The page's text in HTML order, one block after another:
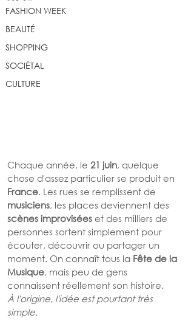
FASHION WEEK
BEAUTÉ
SHOPPING
SOCIÉTAL
CULTURE
Chaque année, le 21 juin, quelque
chose d'assez particulier se produit en
France. Les rues se remplissent de
musiciens, les places deviennent des
scènes improvisées et des milliers de
personnes sortent simplement pour
écouter, découvrir ou partager un
moment. On connaît tous la Fête de la
Musique, mais peu de gens
connaissent réellement son histoire.
À l'origine, l'idée est pourtant très
simple.